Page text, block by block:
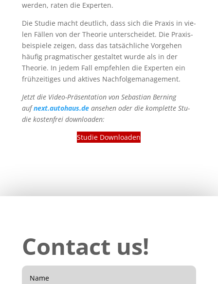
wer­den, raten die Experten.
Die Stu­die macht deut­lich, dass sich die Pra­xis in vie­
len Fäl­len von der Theo­rie unter­schei­det. Die Pra­xis­
bei­spie­le zei­gen, dass das tat­säch­li­che Vor­ge­hen
häu­fig prag­ma­ti­scher gestal­tet wur­de als in der
Theo­rie. In jedem Fall emp­feh­len die Exper­ten ein
früh­zei­ti­ges und akti­ves Nachfolgemanagement.
Jetzt die Video-Prä­sen­ta­ti­on von Sebas­ti­an Ber­ning
aufnext.autohaus.deanse­hen oder die kom­plet­te Stu­
die kos­ten­frei downloaden:
Stu­die Downloaden
Contact us!